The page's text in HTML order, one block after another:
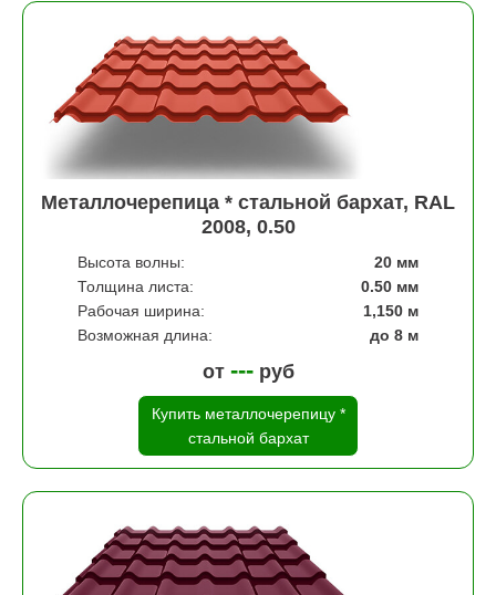
Металлочерепица * стальной бархат, RAL
2008, 0.50
Высота волны:
20 мм
Толщина листа:
0.50 мм
Рабочая ширина:
1,150 м
Возможная длина:
до 8 м
от ---руб
Купить металлочерепицу *
стальной бархат